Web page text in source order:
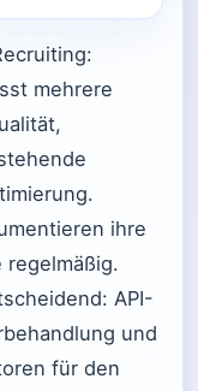
mehrere
ihre
regelmäßig.
API-
und
für den